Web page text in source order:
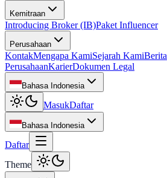
Kemitraan
Introducing Broker (IB)Paket Influencer
Perusahaan
KontakMengapa KamiSejarah KamiBerita
PerusahaanKarierDokumen Legal
Bahasa Indonesia
MasukDaftar
Bahasa Indonesia
Daftar
Theme